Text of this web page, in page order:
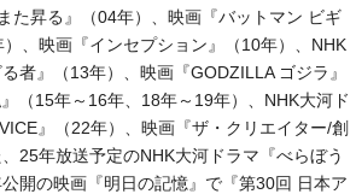
た昇る』（04年）、映画『バットマン ビギ
、映画『インセプション』（10年）、NHK
者』（13年）、映画『GODZILLA ゴジラ』
（15年～16年、18年～19年）、NHK大河ド
』（22年）、映画『ザ・クリエイター/創
25年放送予定のNHK大河ドラマ『べらぼう
開の映画『明日の記憶』で『第30回 日本ア